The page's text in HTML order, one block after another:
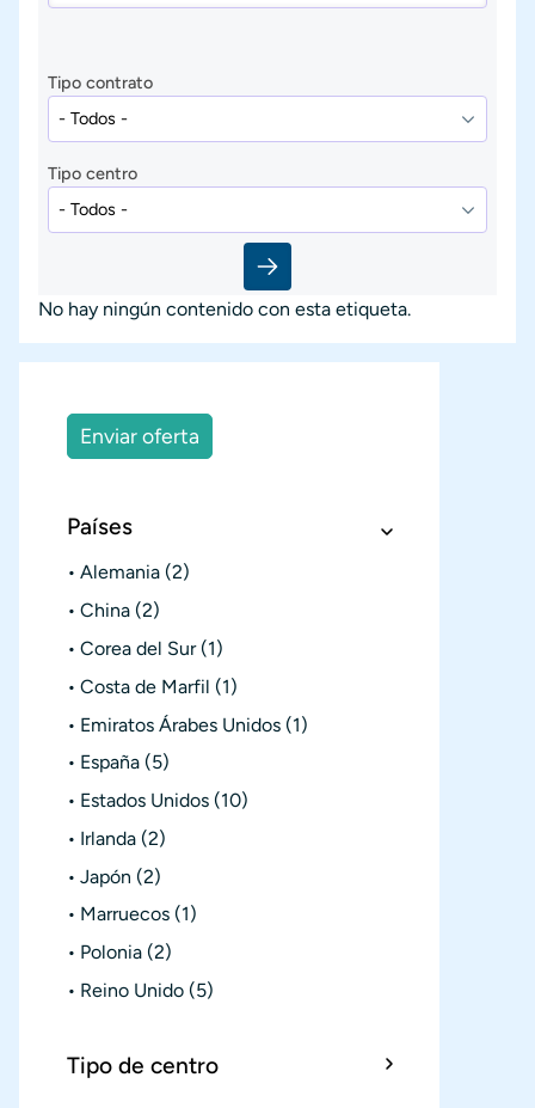
Tipo contrato
Tipo centro
No hay ningún contenido con esta etiqueta.
Enviar oferta
Países
Alemania (2)
China (2)
Corea del Sur (1)
Costa de Marfil (1)
Emiratos Árabes Unidos (1)
España (5)
Estados Unidos (10)
Irlanda (2)
Japón (2)
Marruecos (1)
Polonia (2)
Reino Unido (5)
Tipo de centro